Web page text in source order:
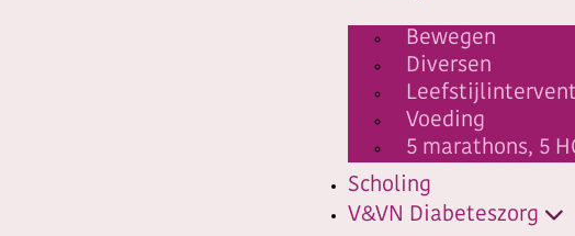
Bewegen
Diversen
Voeding
5 marathons, 5
Scholing
V&VN Diabeteszorg